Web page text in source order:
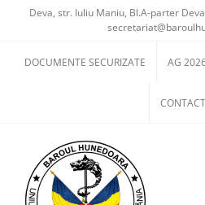
content
Deva, str. Iuliu Maniu, Bl.A-parter
DOCUMENTE SECURIZATE AG
CONTACT